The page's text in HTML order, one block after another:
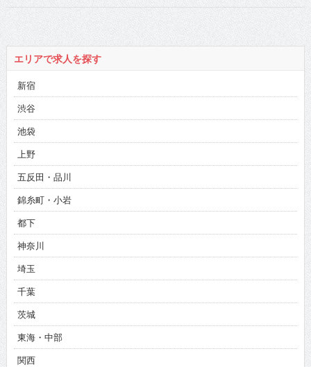
エリアで求人を探す
新宿
渋谷
池袋
上野
五反田・品川
錦糸町・小岩
都下
神奈川
埼玉
千葉
茨城
東海・中部
関西